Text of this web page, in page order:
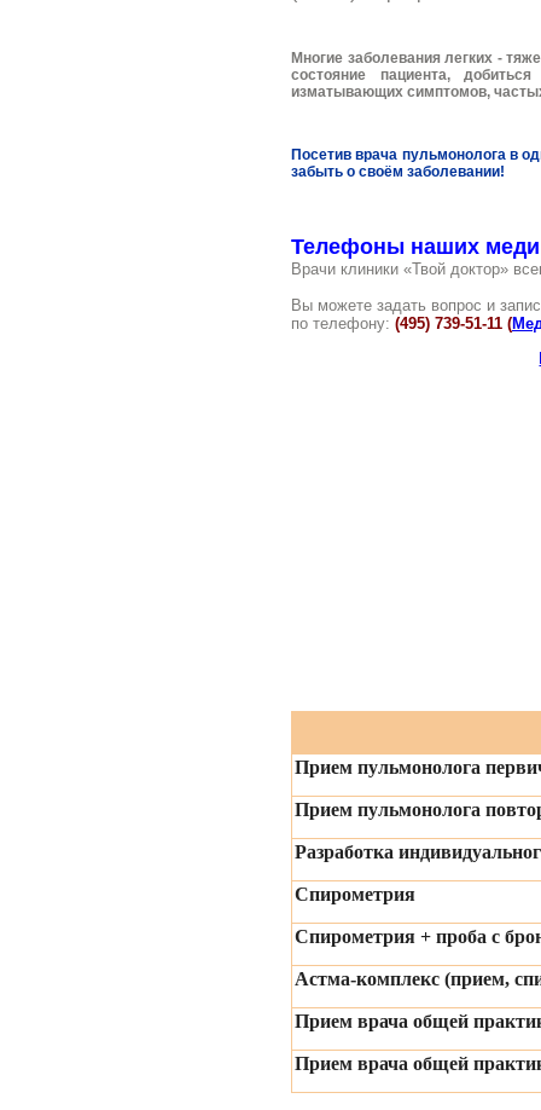
Многие заболевания легких -
состояние пациента,
изматывающих симптомов,
Посетив врача пульмонолога в
забыть о своём заболевании!
Телефоны наших
Врачи клиники «Твой доктор»
Вы можете задать вопрос и
по телефону: (495) 739-51-11 (
Прием пульмонолога
Прием пульмонолога
Разработка
Спирометрия
Спирометрия + проба с
Астма-комплекс (прием,
Прием врача общей
Прием врача общей